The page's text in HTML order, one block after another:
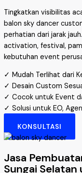
Tingkatkan visibilitas
balon sky dancer
perhatian dari jarak
activation, festival,
kebutuhan event
✓ Mudah Terlihat dari
✓ Desain Custom
✓ Cocok untuk Event
✓ Solusi untuk EO,
KONSULTASI
Jasa
Sungai